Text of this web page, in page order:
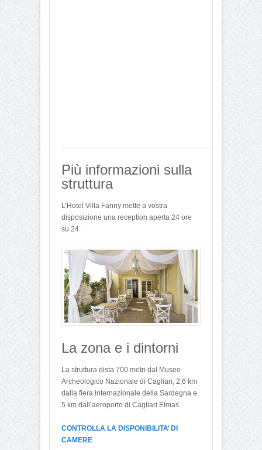
Più informazioni sulla
struttura
L’Hotel Villa Fanny mette a vostra
disposizione una reception aperta 24 ore
su 24.
La zona e i dintorni
La struttura dista 700 metri dal Museo
Archeologico Nazionale di Cagliari, 2,6 km
dalla fiera internazionale della Sardegna e
5 km dall’aeroporto di Cagliari Elmas.
CONTROLLA LA DISPONIBILITA’ DI
CAMERE